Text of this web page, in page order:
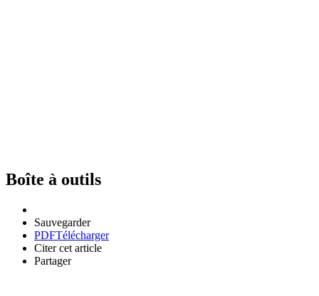
Boîte à outils
Sauvegarder
PDFTélécharger
Citer cet article
Partager